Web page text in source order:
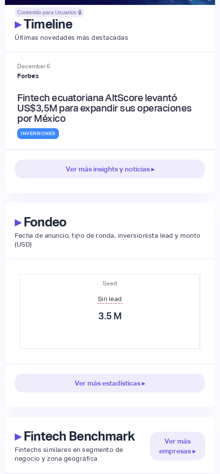
Contenido para Usuarios 🔒
▸Timeline
Últimas novedades más destacadas
December6
Forbes
Fintech ecuatoriana AltScore levantó
US$3,5M para expandir sus operaciones
por México
INVERSIONES
Ver más insights y noticias ▸
▸Fondeo
Fecha de anuncio, tipo de ronda, inversionista lead y monto
(USD)
Seed
Sin lead
3.5 M
Ver más estadísticas ▸
▸Fintech Benchmark
Fintechs similares en segmento de
negocio y zona geográfica
Ver más
empresas ▸